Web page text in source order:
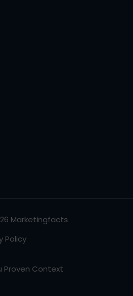
Marketingfacts
Policy
Proven Context